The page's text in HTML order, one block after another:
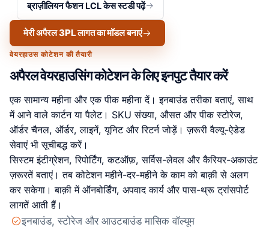
ब्राज़ीलियन फैशन LCL केस स्टडी पढ़ें
मेरी अपैरल 3PL लागत का मॉडल बनाएं
वेयरहाउस कोटेशन की तैयारी
अपैरल वेयरहाउसिंग कोटेशन के लिए इनपुट तैयार करें
एक सामान्य महीना और एक पीक महीना दें। इनबाउंड तरीका बताएं, साथ
में आने वाले कार्टन या पैलेट। SKU संख्या, औसत और पीक स्टोरेज,
ऑर्डर चैनल, ऑर्डर, लाइनें, यूनिट और रिटर्न जोड़ें। ज़रूरी वैल्यू-ऐडेड
सेवाएं भी सूचीबद्ध करें।
सिस्टम इंटीग्रेशन, रिपोर्टिंग, कटऑफ़, सर्विस-लेवल और कैरियर-अकाउंट
ज़रूरतें बताएं। तब कोटेशन महीने-दर-महीने के काम को बाक़ी से अलग
कर सकेगा। बाक़ी में ऑनबोर्डिंग, अपवाद कार्य और पास-थ्रू ट्रांसपोर्ट
लागतें आती हैं।
इनबाउंड, स्टोरेज और आउटबाउंड मासिक वॉल्यूम